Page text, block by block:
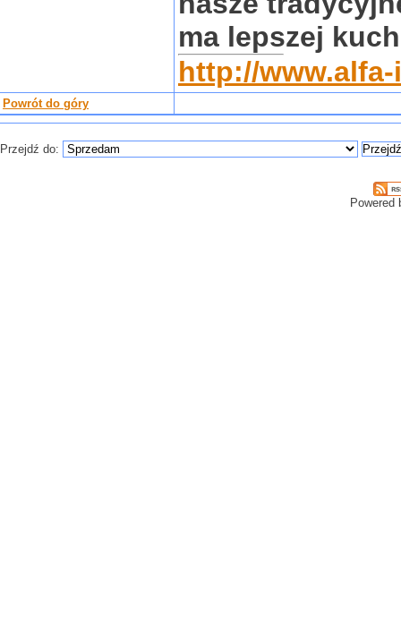
ma lepszej
http://
Powrót do góry
Przejdź do:
Powered